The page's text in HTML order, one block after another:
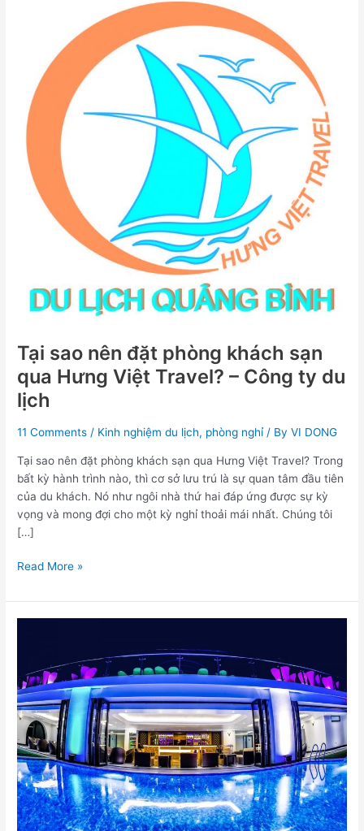
Tại sao nên đặt phòng khách sạn
qua Hưng Việt Travel? – Công ty du
lịch
11 Comments / Kinh nghiệm du lịch, phòng nghỉ / ByVI DONG
Tại sao nên đặt phòng khách sạn qua Hưng Việt Travel? Trong
bất kỳ hành trình nào, thì cơ sở lưu trú là sự quan tâm đầu tiên
của du khách. Nó như ngôi nhà thứ hai đáp ứng được sự kỳ
vọng và mong đợi cho một kỳ nghỉ thoải mái nhất. Chúng tôi
[…]
phòng
khách
sạn
qua
Hưng
Việt
Travel?
Read More »
phòng
ở
khách
sạn
nào
khi
du
lịch
Thành